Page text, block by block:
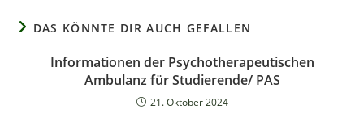
DAS KÖNNTE DIR AUCH GEFALLEN
Informationen der Psychotherapeutischen
Ambulanz für Studierende/ PAS
21. Oktober 2024